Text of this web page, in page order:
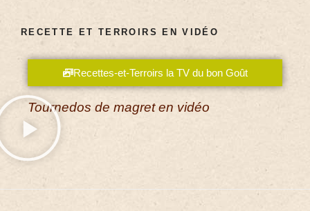
RECETTE ET TERROIRS EN VIDÉO
Recettes-et-Terroirs la TV du bon Goût
Tournedos de magret en vidéo